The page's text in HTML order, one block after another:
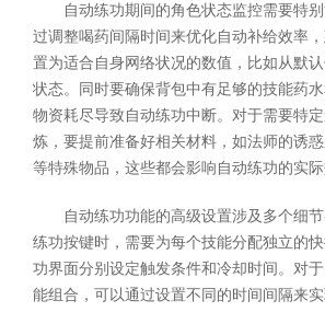
自动练功期间的角色状态监控需要特
过调整喝药间隔时间来优化自动补给效率
置为适合自身网络状况的数值，比如从默
状态。同时要确保背包中有足够的技能药
物资耗尽导致自动练功中断。对于需要特
炼，要提前准备好相关材料，如法师的诱
等特殊物品，这些都会影响自动练功的实际
自动练功功能的高级设置涉及多个细
练功按键时，需要为每个技能分配独立的
功界面分别设定触发条件和冷却时间。对
能组合，可以通过设置不同的时间间隔来